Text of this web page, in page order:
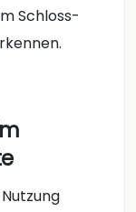
Schloss-